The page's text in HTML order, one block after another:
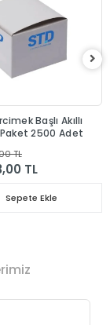
Başlı Akıllı
2500 Adet
TL
TL
Sepete Ekle